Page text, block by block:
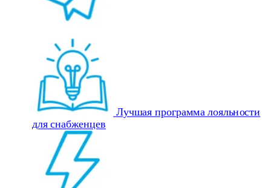
Лучшая программа лояльности
для снабженцев